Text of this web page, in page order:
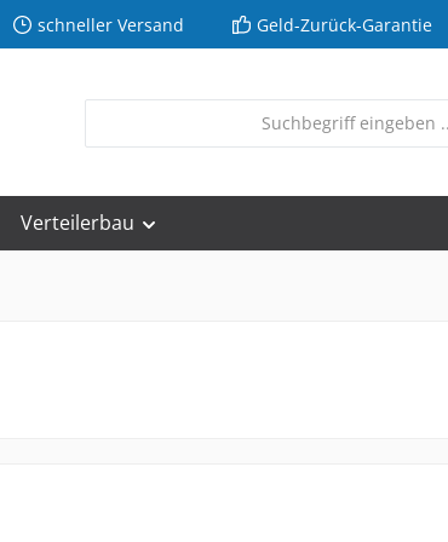
schneller Versand Geld-Zurück-Garantie
Verteilerbau